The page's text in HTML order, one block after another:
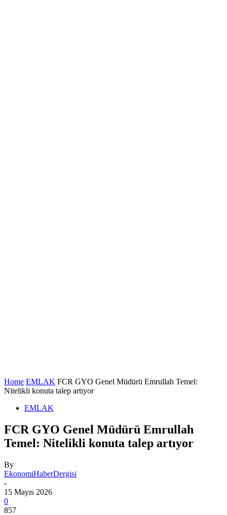
Home EMLAK FCR GYO Genel Müdürü Emrullah Temel:
Nitelikli konuta talep artıyor
EMLAK
FCR GYO Genel Müdürü Emrullah
Temel: Nitelikli konuta talep artıyor
By
EkonomiHaberDergisi
-
15 Mayıs 2026
0
857